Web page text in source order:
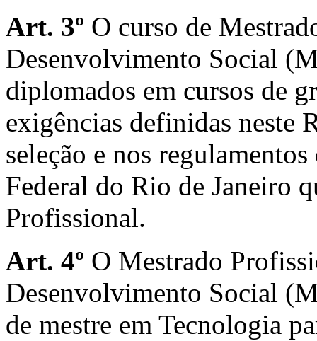
Art. 3º O curso de
Desenvolvimento Social
diplomados em cursos de
exigências definidas neste
seleção e nos
Federal do Rio de Janeiro
Profissional.
Art. 4º O Mestrado
Desenvolvimento Social
de mestre em Tecnologia